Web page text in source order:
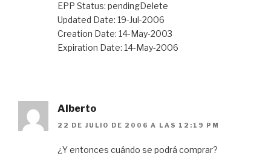
EPP Status: pendingDelete
Updated Date: 19-Jul-2006
Creation Date: 14-May-2003
Expiration Date: 14-May-2006
Alberto
22 DE JULIO DE 2006 A LAS 12:19 PM
¿Y entonces cuándo se podrá comprar?